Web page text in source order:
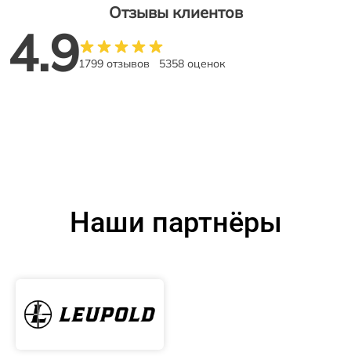
Отзывы клиентов
4.91799 отзывов 5358 оценок
Наши партнёры